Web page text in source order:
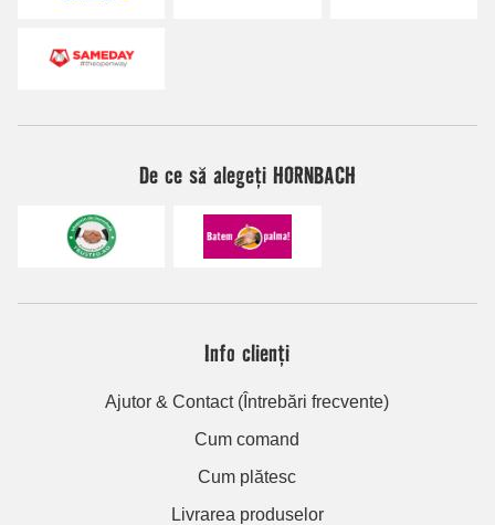
De ce să alegeți HORNBACH
Info clienți
Ajutor & Contact (Întrebări frecvente)
Cum comand
Cum plătesc
Livrarea produselor